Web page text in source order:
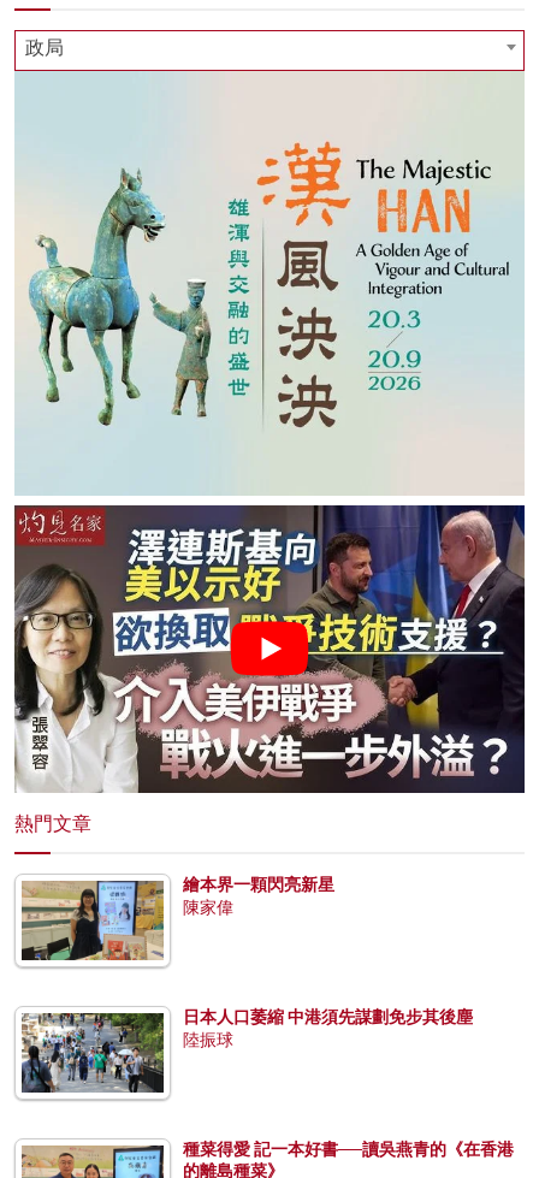
政局
熱門文章
繪本界一顆閃亮新星
陳家偉
日本人口萎縮 中港須先謀劃免步其後塵
陸振球
種菜得愛 記一本好書──讀吳燕青的《在香港
的離島種菜》